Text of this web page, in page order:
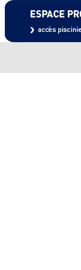
PISCINIERS